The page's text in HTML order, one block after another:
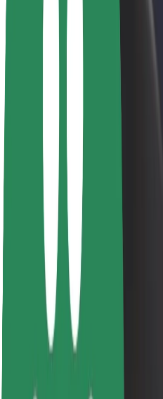
Franquicias
Blog
Sala de prensa
Directrices de la marca
Misión
Relación con inversores
Liderazgo
Marca
Medios